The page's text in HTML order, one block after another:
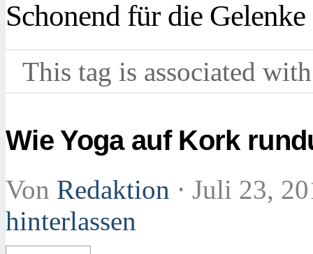
Schonend für die Gelenke
This tag is associated
Wie Yoga auf Kork
Von Redaktion ⋅ Juli 23,
hinterlassen